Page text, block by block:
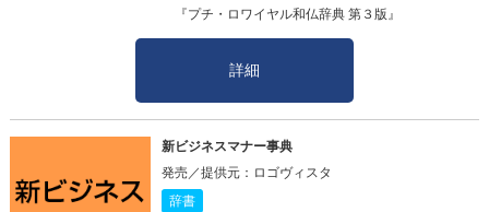
『プチ・ロワイヤル和仏辞典 第３版』
詳細
新ビジネスマナー事典
発売／提供元：ロゴヴィスタ
辞書